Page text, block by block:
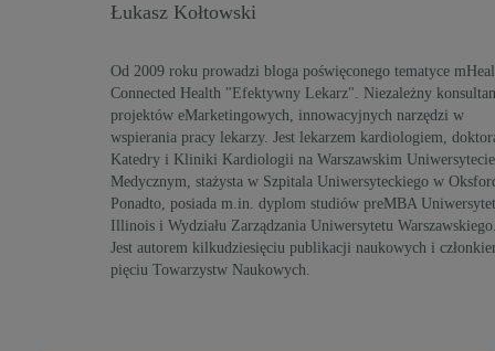
Łukasz Kołtowski
Od 2009 roku prowadzi bloga poświęconego tematyce
Connected Health "Efektywny Lekarz". Niezależny
projektów eMarketingowych, innowacyjnych narzędzi w
wspierania pracy lekarzy. Jest lekarzem kardiologiem,
Katedry i Kliniki Kardiologii na Warszawskim Uniwersytecie
Medycznym, stażysta w Szpitala Uniwersyteckiego w
Ponadto, posiada m.in. dyplom studiów preMBA
Illinois i Wydziału Zarządzania Uniwersytetu
Jest autorem kilkudziesięciu publikacji naukowych i
pięciu Towarzystw Naukowych.